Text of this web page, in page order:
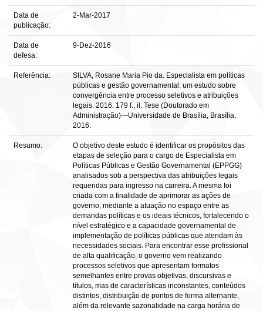
Data de
publicação:
2-Mar-2017
Data de
defesa:
9-Dez-2016
Referência:
SILVA, Rosane Maria Pio da. Especialista em políticas
públicas e gestão governamental: um estudo sobre
convergência entre processo seletivos e atribuições
legais. 2016. 179 f., il. Tese (Doutorado em
Administração)—Universidade de Brasília, Brasília,
2016.
Resumo:
O objetivo deste estudo é identificar os propósitos das
etapas de seleção para o cargo de Especialista em
Políticas Públicas e Gestão Governamental (EPPGG)
analisados sob a perspectiva das atribuições legais
requeridas para ingresso na carreira. A mesma foi
criada com a finalidade de aprimorar as ações de
governo, mediante a atuação no espaço entre as
demandas políticas e os ideais técnicos, fortalecendo o
nível estratégico e a capacidade governamental de
implementação de políticas públicas que atendam às
necessidades sociais. Para encontrar esse profissional
de alta qualificação, o governo vem realizando
processos seletivos que apresentam formatos
semelhantes entre provas objetivas, discursivas e
títulos, mas de características inconstantes, conteúdos
distintos, distribuição de pontos de forma alternante,
além da relevante sazonalidade na carga horária de